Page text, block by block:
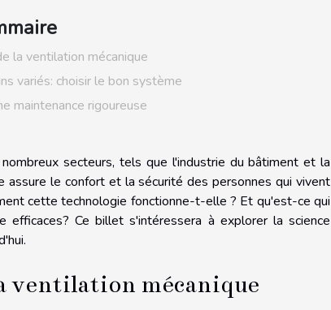
la ventilation mécanique
variés: choisir le bon système
maintenance rigoureuse
secteurs, tels que l'industrie du bâtiment et la
le confort et la sécurité des personnes qui vivent
cette technologie fonctionne-t-elle ? Et qu'est-ce qui
Ce billet s'intéressera à explorer la science
ventilation mécanique